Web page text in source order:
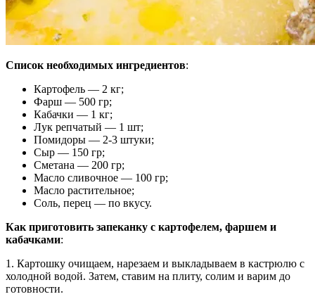
Список необходимых ингредиентов:
Картофель — 2 кг;
Фарш — 500 гр;
Кабачки — 1 кг;
Лук репчатый — 1 шт;
Помидоры — 2-3 штуки;
Сыр — 150 гр;
Сметана — 200 гр;
Масло сливочное — 100 гр;
Масло растительное;
Соль, перец — по вкусу.
Как приготовить запеканку с картофелем, фаршем и
кабачками:
1. Картошку очищаем, нарезаем и выкладываем в кастрюлю с
холодной водой. Затем, ставим на плиту, солим и варим до
готовности.